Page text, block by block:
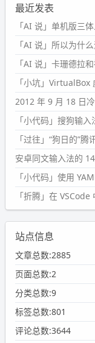
最近发表
「AI 说」单机版三
「AI 说」所以为什
「AI 说」卡珊德拉
「小坑」
2012 年 9 月 18 日
「小代码」搜狗输
「过往」“狗日的”腾
安卓同文输入法的
「小代码」使用
「折腾」在
站点信息
文章总数:2885
页面总数:2
分类总数:9
标签总数:801
评论总数:3644